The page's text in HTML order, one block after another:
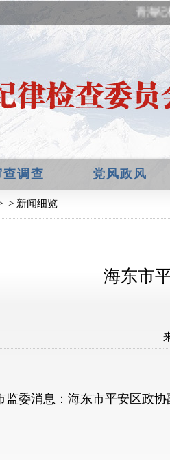
青海纪
查调查 党风政风
> 新闻细览
海东市
消息：海东市平安区政协